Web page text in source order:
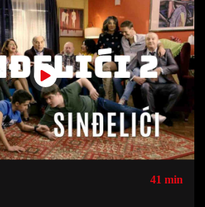
41 min